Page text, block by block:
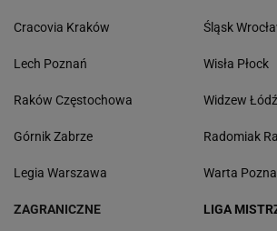
Cracovia Kraków
Lech Poznań
Raków Częstochowa
Górnik Zabrze
Legia Warszawa
Śląsk
Wisła Płock
Widzew Łódź
Radomiak
Warta
ZAGRANICZNE LIGA